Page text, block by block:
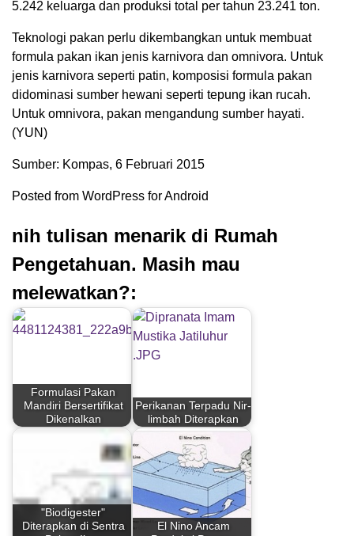
5.242 keluarga dan produksi total per tahun 23.241 ton.
Teknologi pakan perlu dikembangkan untuk membuat
formula pakan ikan jenis karnivora dan omnivora. Untuk
jenis karnivora seperti patin, komposisi formula pakan
didominasi sumber hewani seperti tepung ikan rucah.
Untuk omnivora, pakan mengandung sumber hayati.
(YUN)
Sumber: Kompas, 6 Februari 2015
Posted from WordPress for Android
nih tulisan menarik di Rumah
Pengetahuan. Masih mau
melewatkan?:
Formulasi Pakan
Mandiri Bersertifikat
Dikenalkan
Perikanan Terpadu Nir-
limbah Diterapkan
"Biodigester"
Diterapkan di Sentra
El Nino Ancam